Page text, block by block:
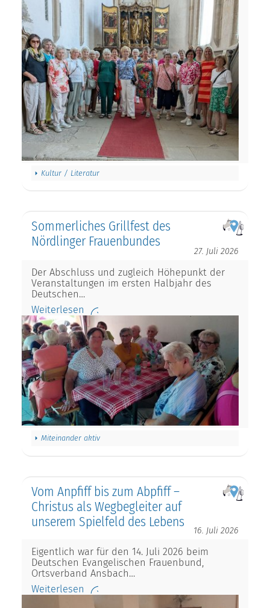
Kultur / Literatur
Sommerliches Grillfest des
Nördlinger Frauenbundes
27. Juli 2026
Der Abschluss und zugleich Höhepunkt der
Veranstaltungen im ersten Halbjahr des
Deutschen…
Weiterlesen
Miteinander aktiv
Vom Anpfiff bis zum Abpfiff –
Christus als Wegbegleiter auf
unserem Spielfeld des Lebens
16. Juli 2026
Eigentlich war für den 14. Juli 2026 beim
Deutschen Evangelischen Frauenbund,
Ortsverband Ansbach…
Weiterlesen